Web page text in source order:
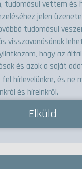
tudomásul vettem és
jelen
tudomásul
visszavonásának
hogy az
és azok a saját
hírlevelünkre, és ne
és híreinkről.
Elküld